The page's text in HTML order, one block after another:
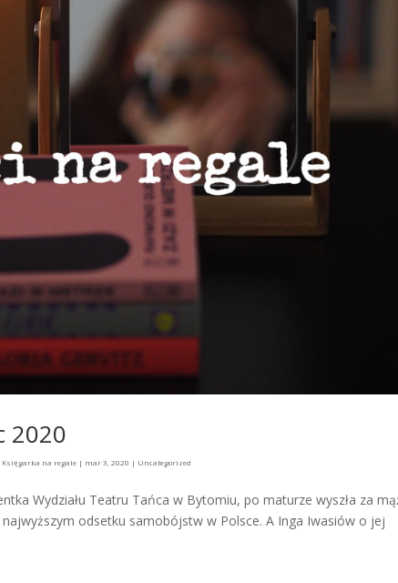
2020
Księgarka na regale| mar 3, 2020 | Uncategorized
Wydziału Teatru Tańca w Bytomiu, po maturze wyszła za
odsetku samobójstw w Polsce. A Inga Iwasiów o jej